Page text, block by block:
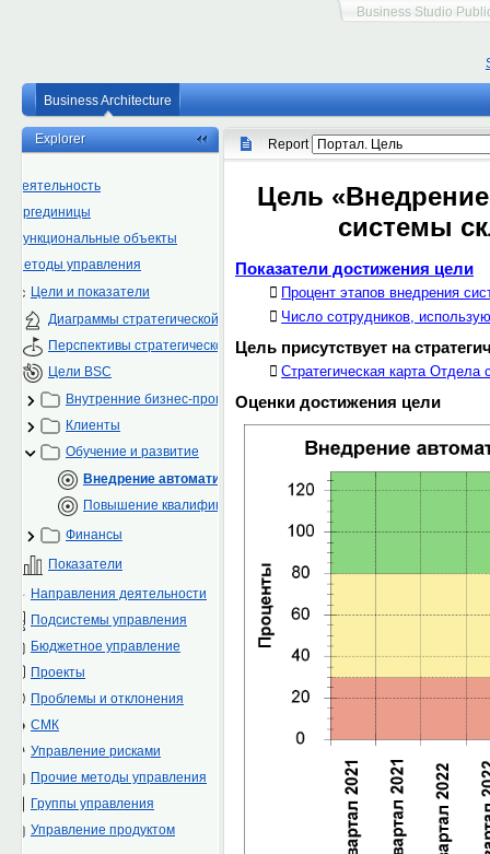
Business Studio
Business Architecture
Explorer
Деятельность
Оргединицы
Функциональные объекты
Методы управления
Цели и показатели
Диаграммы стратегической карты
Перспективы стратегической карты
Цели BSC
Внутренние бизнес-процессы
Клиенты
Обучение и развитие
Внедрение автоматизированной системы складского учета
Повышение квалификации сотрудников
Финансы
Показатели
Направления деятельности
Подсистемы управления
Бюджетное управление
Проекты
Проблемы и отклонения
СМК
Управление рисками
Прочие методы управления
Группы управления
Управление продуктом
Report